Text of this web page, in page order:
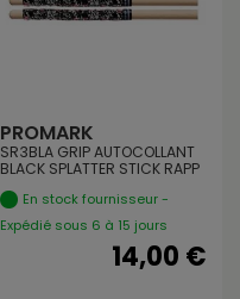
PROMARK
SR3BLA GRIP AUTOCOLLANT
BLACK SPLATTER STICK RAPP
En stock fournisseur -
Expédié sous 6 à 15 jours
14,00 €